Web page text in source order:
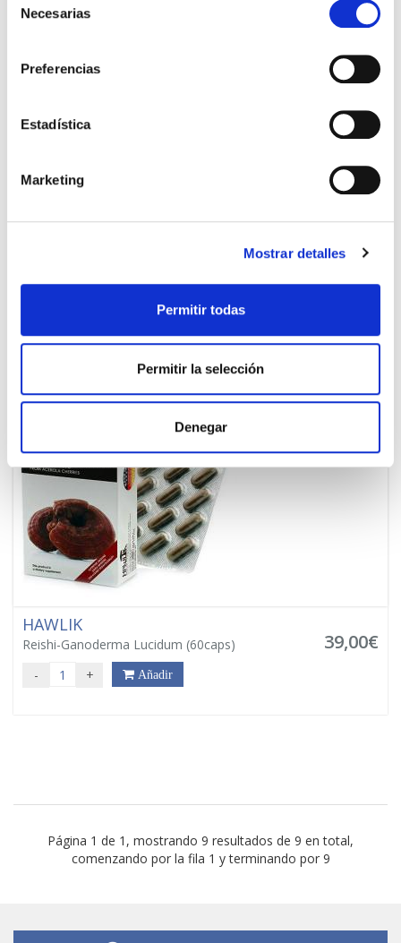
Necesarias
Preferencias
Estadística
Marketing
Mostrar detalles
Permitir todas
Permitir la selección
Denegar
(60caps)
34,80€
Añadir
HAWLIK
Reishi-Ganoderma Lucidum (60caps) 39,00€
- + Añadir
Página 1 de 1, mostrando 9 resultados de 9 en total,
comenzando por la fila 1 y terminando por 9